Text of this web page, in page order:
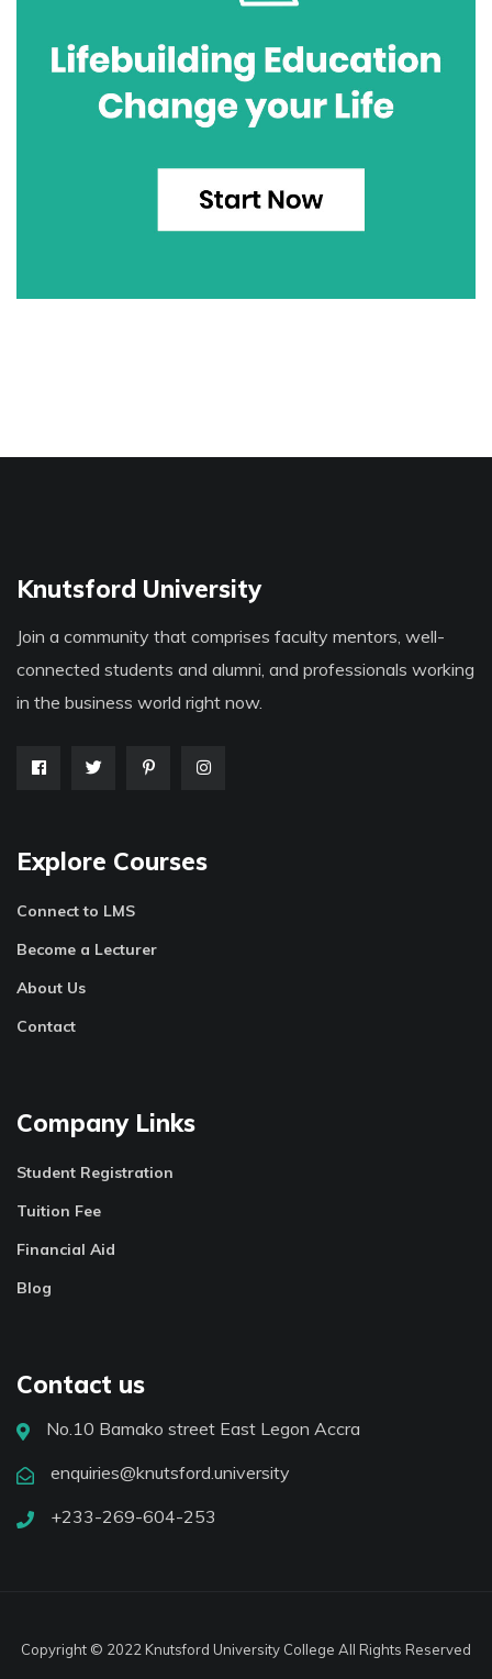
Knutsford University
Join a community that comprises faculty mentors, well-
connected students and alumni, and professionals working
in the business world right now.
Explore Courses
Connect to LMS
Become a Lecturer
About Us
Contact
Company Links
Student Registration
Tuition Fee
Financial Aid
Blog
Contact us
No.10 Bamako street East Legon Accra
enquiries@knutsford.university
+233-269-604-253
Copyright © 2022 Knutsford University College All Rights Reserved